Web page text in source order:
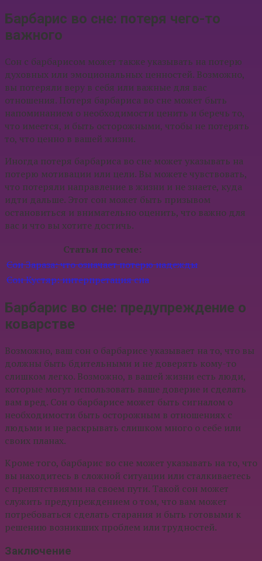
Барбарис во сне: потеря чего-то
важного
Сон с барбарисом может также указывать на потерю
духовных или эмоциональных ценностей. Возможно,
вы потеряли веру в себя или важные для вас
отношения. Потеря барбариса во сне может быть
напоминанием о необходимости ценить и беречь то,
что имеется, и быть осторожными, чтобы не потерять
то, что ценно в вашей жизни.
Иногда потеря барбариса во сне может указывать на
потерю мотивации или цели. Вы можете чувствовать,
что потеряли направление в жизни и не знаете, куда
идти дальше. Этот сон может быть призывом
остановиться и внимательно оценить, что важно для
вас и что вы хотите достичь.
Статьи по теме:
Сон Зараза: что означает потерю надежды
Сон Кустяр: интерпретация сна
Барбарис во сне: предупреждение о
коварстве
Возможно, ваш сон о барбарисе указывает на то, что вы
должны быть бдительными и не доверять кому-то
слишком легко. Возможно, в вашей жизни есть люди,
которые могут использовать ваше доверие и сделать
вам вред. Сон о барбарисе может быть сигналом о
необходимости быть осторожным в отношениях с
людьми и не раскрывать слишком много о себе или
своих планах.
Кроме того, барбарис во сне может указывать на то, что
вы находитесь в сложной ситуации или сталкиваетесь
с препятствиями на своем пути. Такой сон может
служить предупреждением о том, что вам может
потребоваться сделать старания и быть готовыми к
решению возникших проблем или трудностей.
Заключение